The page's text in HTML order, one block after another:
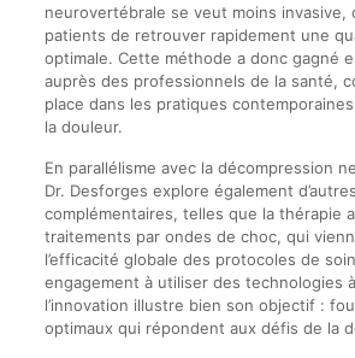
neurovertébrale se veut moins invasive,
patients de retrouver rapidement une
optimale. Cette méthode a donc gagné
auprès des professionnels de la santé,
place dans les pratiques
la douleur.
En parallélisme avec la décompression
Dr. Desforges explore également
complémentaires, telles que la thérapie
traitements par ondes de choc, qui
l’efficacité globale des protocoles de
engagement à utiliser des technologies
l’innovation illustre bien son objectif :
optimaux qui répondent aux défis de la